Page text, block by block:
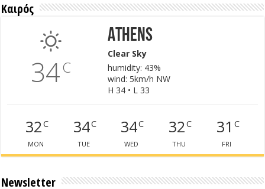
Καιρός
34C
Athens
Clear Sky
humidity: 43%
wind: 5km/h NW
H 34 • L 33
32C
MON
34C
TUE
34C
WED
32C
THU
31 C
FRI
Newsletter